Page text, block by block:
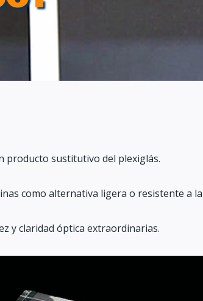
producto sustitutivo del plexiglás.
como alternativa ligera o resistente a
y claridad óptica extraordinarias.